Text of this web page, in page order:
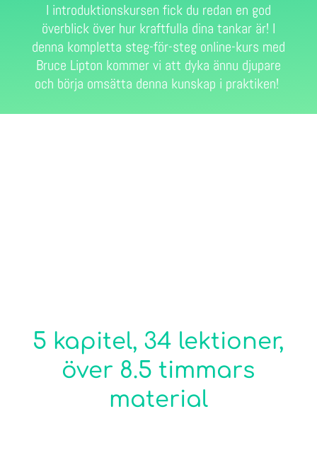
I introduktionskursen fick du redan en god
överblick över hur kraftfulla dina tankar är! I
denna kompletta steg-för-steg online-kurs med
Bruce Lipton kommer vi att dyka ännu djupare
och börja omsätta denna kunskap i praktiken!
5 kapitel, 34 lektioner,
över 8.5 timmars
material